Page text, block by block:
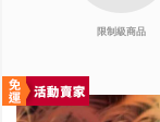
限制級商品